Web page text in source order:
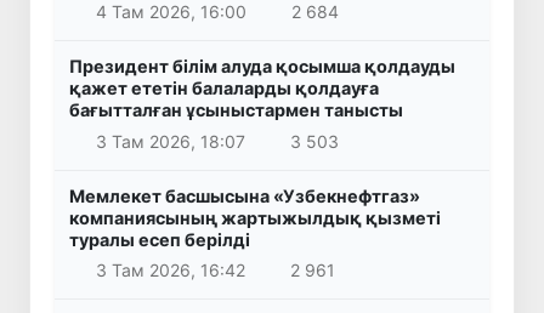
4 Там 2026, 16:00
2 684
Президент білім алуда қосымша қолдауды
қажет ететін балаларды қолдауға
бағытталған ұсыныстармен танысты
3 Там 2026, 18:07
3 503
Мемлекет басшысына «Узбекнефтгаз»
компаниясының жартыжылдық қызметі
туралы есеп берілді
3 Там 2026, 16:42
2 961